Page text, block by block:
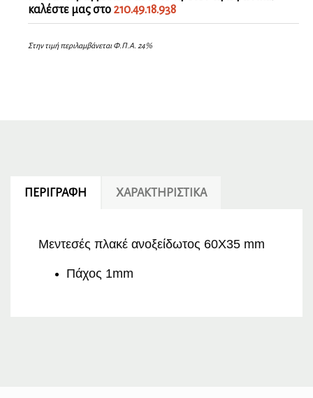
καλέστε μας στο 210.49.18.938
Στην τιμή περιλαμβάνεται Φ.Π.Α. 24%
ΠΕΡΙΓΡΑΦΉ ΧΑΡΑΚΤΗΡΙΣΤΙΚΆ
Μεντεσές πλακέ ανοξείδωτος 60X35 mm
Πάχος 1mm